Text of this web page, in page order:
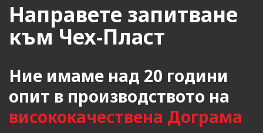
Направете запитване
към Чех-Пласт
Ние имаме над 20 години
опит в производството на
висококачествена Дограма